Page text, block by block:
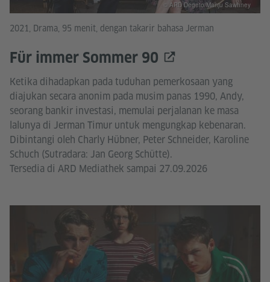
2021, Drama, 95 menit, dengan takarir bahasa Jerman
Für immer Sommer 90
Ketika dihadapkan pada tuduhan pemerkosaan yang
diajukan secara anonim pada musim panas 1990, Andy,
seorang bankir investasi, memulai perjalanan ke masa
lalunya di Jerman Timur untuk mengungkap kebenaran.
Dibintangi oleh Charly Hübner, Peter Schneider, Karoline
Schuch (Sutradara: Jan Georg Schütte).
Tersedia di ARD Mediathek sampai 27.09.2026
© ARD Degeto/Manju Sawhney